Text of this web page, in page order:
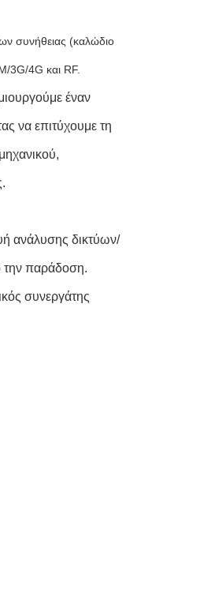
συνήθειας (καλώδιο
3G/4G και RF.
έναν
να επιτύχουμε τη
ανάλυσης δικτύων/
την παράδοση.
συνεργάτης